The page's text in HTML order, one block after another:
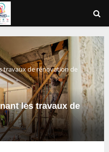
travaux de rénovation de
les travaux de